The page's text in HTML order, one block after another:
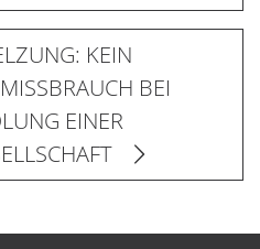
KEIN
BEI
EINER